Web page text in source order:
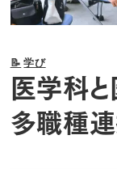
📝 学び
医学科
多職種